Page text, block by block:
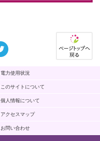
電力使用状況
このサイトについて
個人情報について
アクセスマップ
お問い合わせ